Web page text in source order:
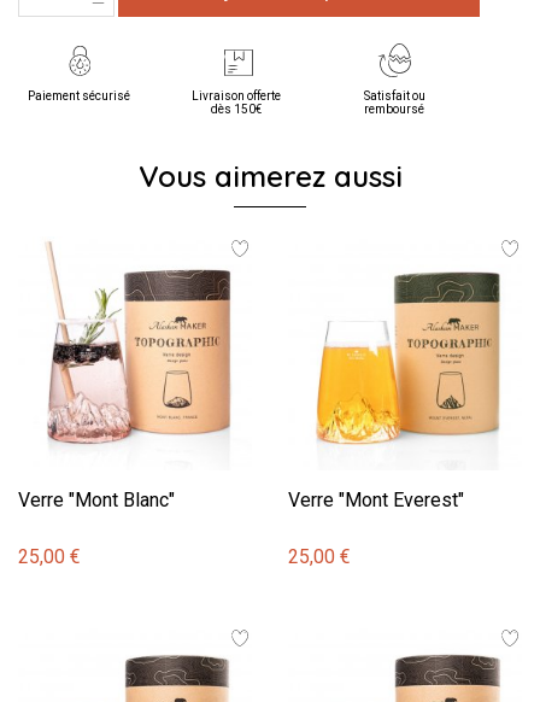
Paiement sécurisé
Livraison offerte
dès 150€
Satisfait ou
remboursé
Vous aimerez aussi
Verre "Mont Blanc"
25,00 €
Verre "Mont Everest"
25,00 €